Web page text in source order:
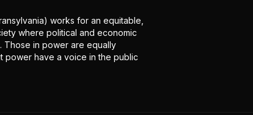
works for an equitable,
where political and economic
Those in power are equally
power have a voice in the public